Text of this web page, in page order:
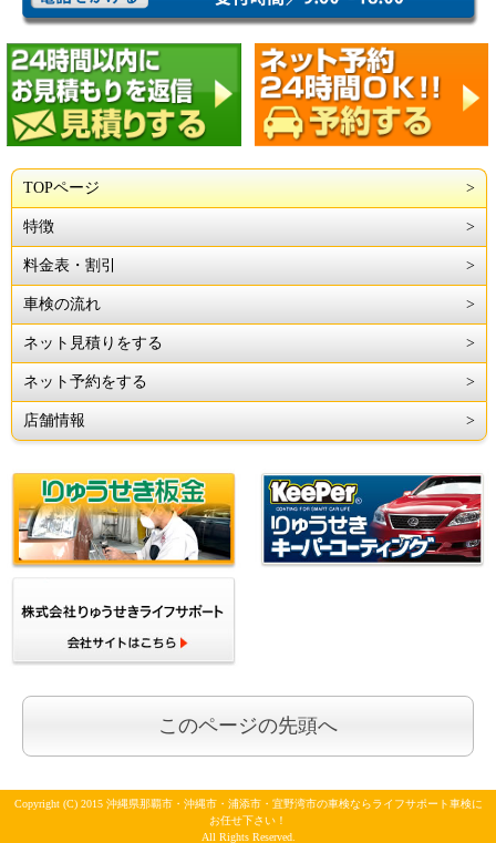
TOPページ
特徴
料金表・割引
車検の流れ
ネット見積りをする
ネット予約をする
店舗情報
このページの先頭へ
Copyright (C) 2015 沖縄県那覇市・沖縄市・浦添市・宜野湾市の車検ならライフサポート車検に
お任せ下さい！
All Rights Reserved.